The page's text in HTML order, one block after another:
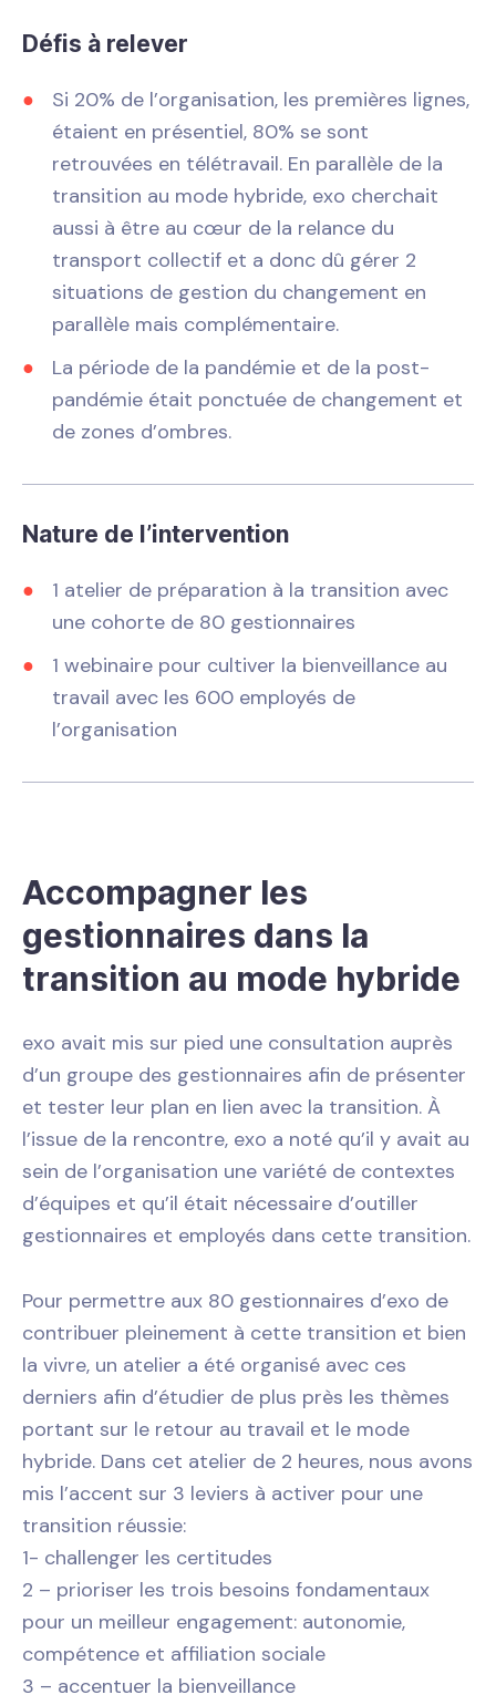
Défis à relever
Si 20% de l’organisation, les premières lignes,
étaient en présentiel, 80% se sont
retrouvées en télétravail. En parallèle de la
transition au mode hybride, exo cherchait
aussi à être au cœur de la relance du
transport collectif et a donc dû gérer 2
situations de gestion du changement en
parallèle mais complémentaire.
La période de la pandémie et de la post-
pandémie était ponctuée de changement et
de zones d’ombres.
Nature de l’intervention
1 atelier de préparation à la transition avec
une cohorte de 80 gestionnaires
1 webinaire pour cultiver la bienveillance au
travail avec les 600 employés de
l’organisation
Accompagner les
gestionnaires dans la
transition au mode hybride
exo avait mis sur pied une consultation auprès
d’un groupe des gestionnaires afin de présenter
et tester leur plan en lien avec la transition. À
l’issue de la rencontre, exo a noté qu’il y avait au
sein de l’organisation une variété de contextes
d’équipes et qu’il était nécessaire d’outiller
gestionnaires et employés dans cette transition.
Pour permettre aux 80 gestionnaires d’exo de
contribuer pleinement à cette transition et bien
la vivre, un atelier a été organisé avec ces
derniers afin d’étudier de plus près les thèmes
portant sur le retour au travail et le mode
hybride. Dans cet atelier de 2 heures, nous avons
mis l’accent sur 3 leviers à activer pour une
transition réussie:
1- challenger les certitudes
2 – prioriser les trois besoins fondamentaux
pour un meilleur engagement: autonomie,
compétence et affiliation sociale
3 – accentuer la bienveillance